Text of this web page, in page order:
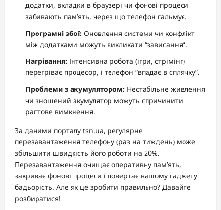
додатки, вкладки в браузері чи фонові процеси
забивають пам’ять, через що телефон гальмує.
Програмні збої: Оновлення системи чи конфлікт
між додатками можуть викликати “зависання”.
Нагрівання: Інтенсивна робота (ігри, стрімінг)
перегріває процесор, і телефон “впадає в сплячку”.
Проблеми з акумулятором: Нестабільне живлення
чи зношений акумулятор можуть спричинити
раптове вимкнення.
За даними порталу tsn.ua, регулярне
перезавантаження телефону (раз на тиждень) може
збільшити швидкість його роботи на 20%.
Перезавантаження очищає оперативну пам’ять,
закриває фонові процеси і повертає вашому гаджету
бадьорість. Але як це зробити правильно? Давайте
розбиратися!